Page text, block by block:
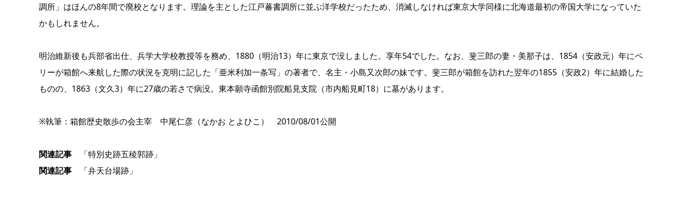
調所」はほんの8年間で廃校となります。理論を主とした江戸蕃書調所に並ぶ洋学校だったため、消滅しなければ東京大学同様に北海道最初の帝国大学になっていた
かもしれません。
明治維新後も兵部省出仕、兵学大学校教授等を務め、1880（明治13）年に東京で没しました。享年54でした。なお、斐三郎の妻・美那子は、1854（安政元）年にペ
リーが箱館へ来航した際の状況を克明に記した「亜米利加一条写」の著者で、名主・小島又次郎の妹です。斐三郎が箱館を訪れた翌年の1855（安政2）年に結婚した
ものの、1863（文久3）年に27歳の若さで病没。東本願寺函館別院船見支院（市内船見町18）に墓があります。
※執筆：箱館歴史散歩の会主宰 中尾仁彦（なかお とよひこ） 2010/08/01公開
関連記事 「特別史跡五稜郭跡」
関連記事 「弁天台場跡」